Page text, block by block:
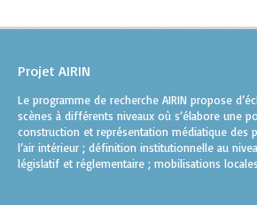
Projet AIRIN
Le programme de recherche AIRIN propose
scènes à différents niveaux où s’élabore une
construction et représentation médiatique des
l’air intérieur ; définition institutionnelle au
législatif et réglementaire ; mobilisations